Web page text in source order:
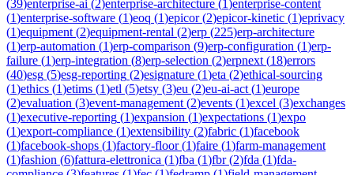
(39)enterprise-ai (2)enterprise-architecture (1)enterprise-content
(1)enterprise-software (1)eoq (1)epicor(2)epicor-kinetic (1)eprivacy
(1)equipment (2)equipment-rental (2)erp (225)erp-architecture
(1)erp-automation (1)erp-comparison (9)erp-configuration (1)erp-
failure (1)erp-integration (8)erp-selection (2)erpnext (18)errors
(40)esg (5)esg-reporting (2)esignature (1)eta (2)ethical-sourcing
(1)ethics (1)etims (1)etl (5)etsy (3)eu (2)eu-ai-act (1)europe
(2)evaluation (3)event-management (2)events (1)excel (3)exchanges
(1)executive-reporting (1)expansion (1)expectations (1)expo
(1)export-compliance (1)extensibility (2)fabric (1)facebook
(1)facebook-shops (1)factory-floor(1)faire (1)farm-management
(1)fashion (6)fattura-elettronica (1)fba (1)fbr(2)fda (1)fda-